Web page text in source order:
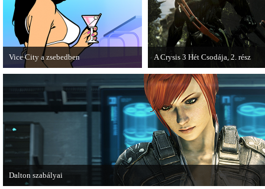
Vice City a zsebedben
Editionről készített tesztet a PC Guru.
A Crysis 3 Hét Csodája, 2. rész
Megjelent a Crysis 3 videosorozat
második része, amely a The Hunt
kapta.
Dalton szabályai